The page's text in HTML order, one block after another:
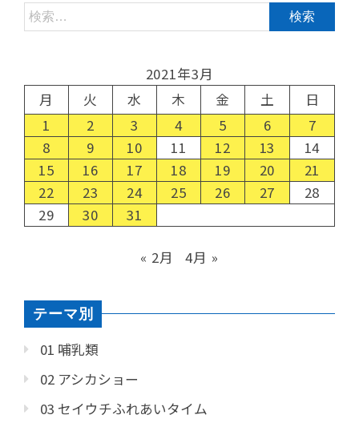
2021年3月
月
火 水 木 金 土
日
1
2 3 4 5 6
7
8
9 10 11 12 13
14
15
16 17 18 19 20
21
22
23 24 25 26 27
28
29
30 31
« 2月 4月 »
テーマ別
01 哺乳類
02 アシカショー
03 セイウチふれあいタイム